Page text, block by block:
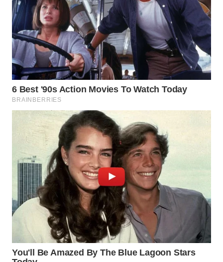
WN
BEKASI
WN
BOGOR
WN
DEPOK
WN
TAPANULI
UTARA
WN
SAMOSIR
LAWAS